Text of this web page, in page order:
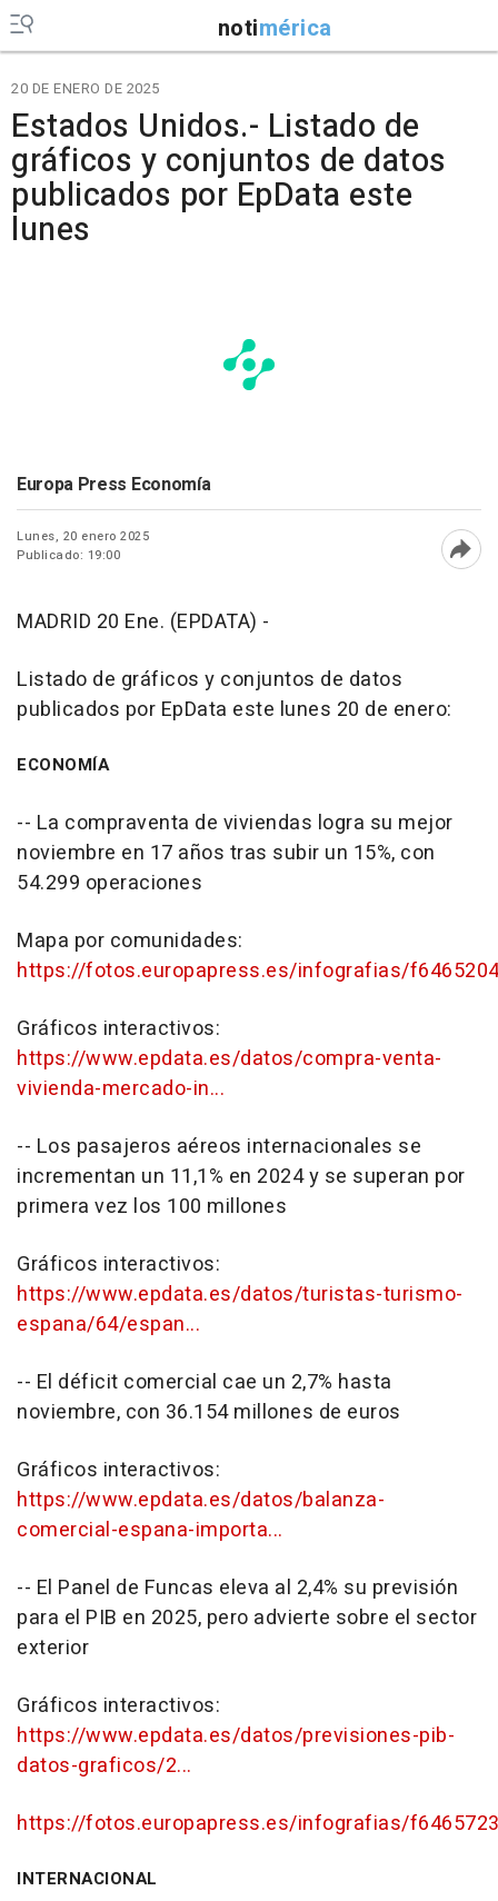
notimérica
20 DE ENERO DE 2025
Estados Unidos.- Listado de
gráficos y conjuntos de datos
publicados por EpData este
lunes
Europa Press Economía
Lunes, 20 enero 2025
Publicado: 19:00
MADRID 20 Ene. (EPDATA) -
Listado de gráficos y conjuntos de datos
publicados por EpData este lunes 20 de enero:
ECONOMÍA
-- La compraventa de viviendas logra su mejor
noviembre en 17 años tras subir un 15%, con
54.299 operaciones
Mapa por comunidades:
https://fotos.europapress.es/infografias/
Gráficos interactivos:
https://www.epdata.es/datos/compra-venta-
vivienda-mercado-in...
-- Los pasajeros aéreos internacionales se
incrementan un 11,1% en 2024 y se superan por
primera vez los 100 millones
Gráficos interactivos:
https://www.epdata.es/datos/turistas-turismo-
espana/64/espan...
-- El déficit comercial cae un 2,7% hasta
noviembre, con 36.154 millones de euros
Gráficos interactivos:
https://www.epdata.es/datos/balanza-
comercial-espana-importa...
-- El Panel de Funcas eleva al 2,4% su previsión
para el PIB en 2025, pero advierte sobre el sector
exterior
Gráficos interactivos:
https://www.epdata.es/datos/previsiones-pib-
datos-graficos/2...
https://fotos.europapress.es/infografias/
INTERNACIONAL